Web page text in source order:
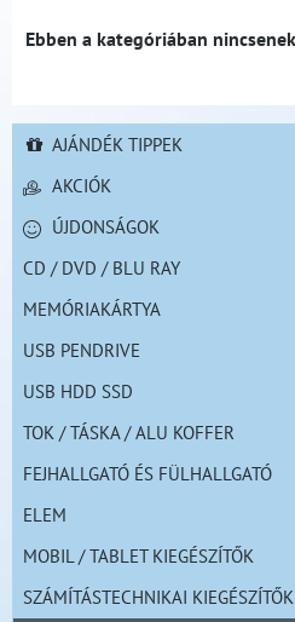
AJÁNDÉK TIPPEK
AKCIÓK
ÚJDONSÁGOK
CD / DVD / BLU RAY
MEMÓRIAKÁRTYA
USB PENDRIVE
USB HDD SSD
TOK / TÁSKA / ALU KOFFER
FEJHALLGATÓ ÉS FÜLHALLGATÓ
ELEM
MOBIL / TABLET KIEGÉSZÍTŐK
SZÁMÍTÁSTECHNIKAI KIEGÉSZÍTŐK